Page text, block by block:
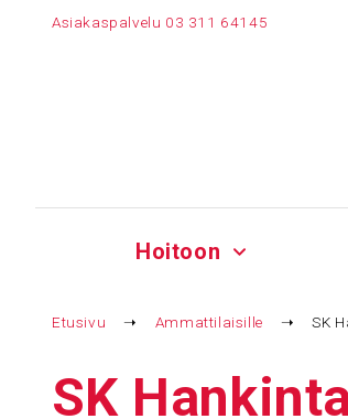
Asiakaspalvelu 03 311 64145
Hoitoon
Etusivu ➝ Ammattilaisille ➝ SK
SK